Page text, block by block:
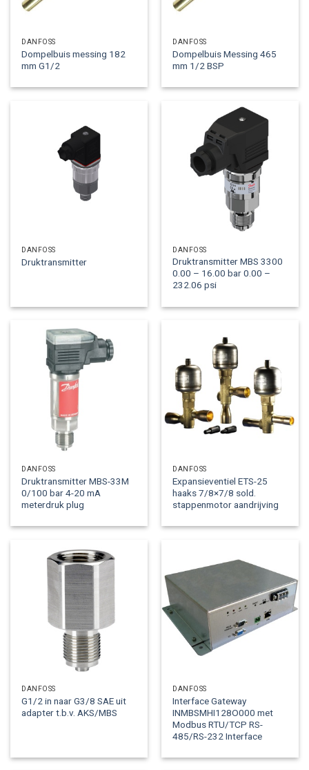
DANFOSS
Dompelbuis messing 182
mm G1/2
DANFOSS
Dompelbuis Messing 465
mm 1/2 BSP
DANFOSS
Druktransmitter
DANFOSS
Druktransmitter MBS 3300
0.00 – 16.00 bar 0.00 –
232.06 psi
DANFOSS
Druktransmitter MBS-33M
0/100 bar 4-20 mA
meterdruk plug
DANFOSS
Expansieventiel ETS-25
haaks 7/8×7/8 sold.
stappenmotor aandrijving
DANFOSS
G1/2 in naar G3/8 SAE uit
adapter t.b.v. AKS/MBS
DANFOSS
Interface Gateway
INMBSMHI128O000 met
Modbus RTU/TCP RS-
485/RS-232 Interface